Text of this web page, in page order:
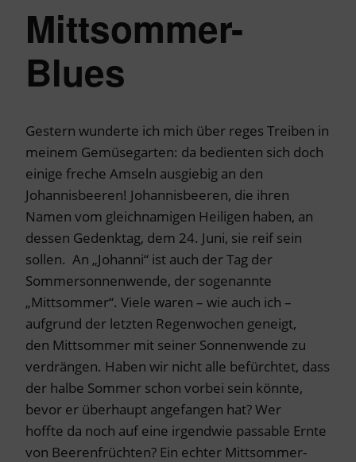
Mittsommer-
Blues
Gestern wunderte ich mich über reges Treiben in
meinem Gemüsegarten: da bedienten sich doch
einige freche Amseln ausgiebig an den
Johannisbeeren! Johannisbeeren, die ihren
Namen vom gleichnamigen Heiligen haben, an
dessen Gedenktag, dem 24. Juni, sie reif sein
sollen. An „Johanni“ ist auch der Tag der
Sommersonnenwende, der sogenannte
„Mittsommer“. Viele waren – wie auch ich –
aufgrund der letzten Regenwochen geneigt,
den Mittsommer mit seiner Sonnenwende zu
verdrängen. Haben wir nicht alle befürchtet, dass
der halbe Sommer schon vorbei sein könnte,
bevor er überhaupt angefangen hat? Wer
hoffte da noch auf eine irgendwie passable Ernte
von Beerenfrüchten? Ein echter Mittsommer-